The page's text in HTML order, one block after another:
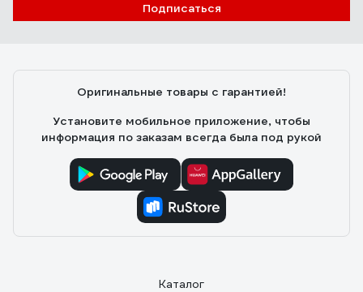
Подписаться
Оригинальные товары с гарантией!
Установите мобильное приложение, чтобы
информация по заказам всегда была под рукой
Каталог